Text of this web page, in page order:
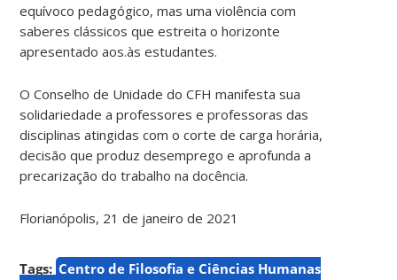
equívoco pedagógico, mas uma violência com
saberes clássicos que estreita o horizonte
apresentado aos.às estudantes.
O Conselho de Unidade do CFH manifesta sua
solidariedade a professores e professoras das
disciplinas atingidas com o corte de carga horária,
decisão que produz desemprego e aprofunda a
precarização do trabalho na docência.
Florianópolis, 21 de janeiro de 2021
Tags: Centro de Filosofia e Ciências Humanas